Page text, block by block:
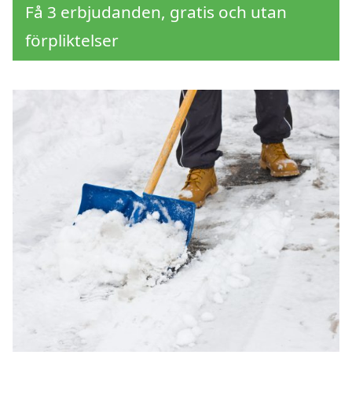
Få 3 erbjudanden, gratis och utan
förpliktelser